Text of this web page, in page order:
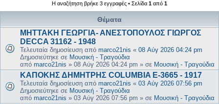
Η αναζήτηση βρήκε 3 εγγραφές • Σελίδα 1 από 1
Θέματα
ΜΗΤΤΑΚΗ ΓΕΩΡΓΙΑ- ΑΝΕΣΤΟΠΟΥΛΟΣ ΓΙΩΡΓΟΣ
DECCA 31162 - 1948
Τελευταία δημοσίευση από marco21nis « 08 Αύγ 2026 04:24 pm
Δημοσιεύτηκε σε Μουσική - Τραγούδια
από marco21nis » 08 Αύγ 2026 04:24 pm » σε Μουσική - Τραγούδια
ΚΑΠΟΚΗΣ ΔΗΜΗΤΡΗΣ COLUMBIA E-3665 - 1917
Τελευταία δημοσίευση από marco21nis « 03 Αύγ 2026 07:56 pm
Δημοσιεύτηκε σε Μουσική - Τραγούδια
από marco21nis » 03 Αύγ 2026 07:56 pm » σε Μουσική - Τραγούδια